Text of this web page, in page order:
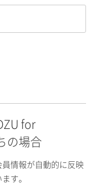
for
の場合
情報が自動的に反映
す。